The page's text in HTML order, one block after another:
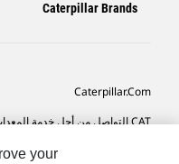
Caterpillar Brands
Caterpillar.com
CAT التواصل من أجل خدمة المعدات ودعم
تفضيلات التسويق الخاصة بي
your